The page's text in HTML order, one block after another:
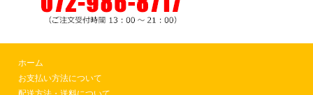
ホーム
お支払い方法について